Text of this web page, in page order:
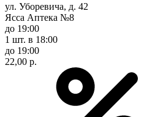
ул. Уборевича, д. 42
Ясса Аптека №8
до 19:00
1 шт. в 18:00
до 19:00
22,00 р.